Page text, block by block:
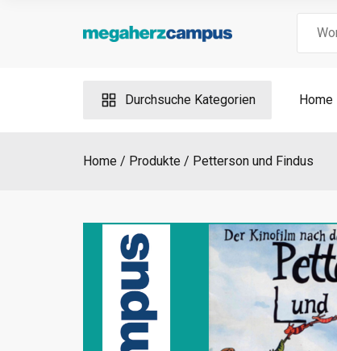
Durchsuche Kategorien Home
Home Produkte Petterson und Findus